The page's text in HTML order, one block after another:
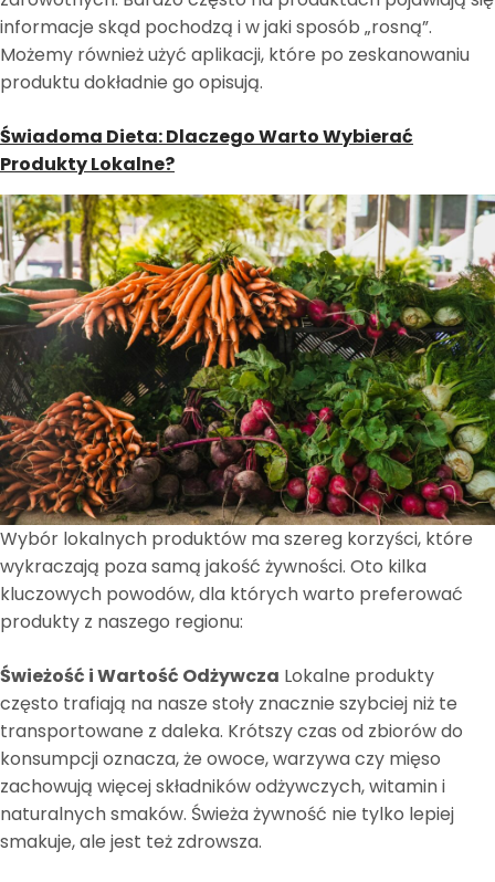
informacje skąd pochodzą i w jaki sposób „rosną”.
Możemy również użyć aplikacji, które po zeskanowaniu
produktu dokładnie go opisują.
Świadoma Dieta: Dlaczego Warto Wybierać
Produkty Lokalne?
Wybór lokalnych produktów ma szereg korzyści, które
wykraczają poza samą jakość żywności. Oto kilka
kluczowych powodów, dla których warto preferować
produkty z naszego regionu:
Świeżość i Wartość Odżywcza Lokalne produkty
często trafiają na nasze stoły znacznie szybciej niż te
transportowane z daleka. Krótszy czas od zbiorów do
konsumpcji oznacza, że owoce, warzywa czy mięso
zachowują więcej składników odżywczych, witamin i
naturalnych smaków. Świeża żywność nie tylko lepiej
smakuje, ale jest też zdrowsza.